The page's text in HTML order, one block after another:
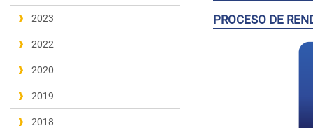
2023
2022
2020
2019
2018
PROCESO DE